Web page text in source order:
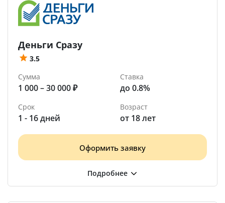
Деньги Сразу
3.5
Сумма
1 000 – 30 000 ₽
Ставка
до 0.8%
Срок
1 - 16 дней
Возраст
от 18 лет
Оформить заявку